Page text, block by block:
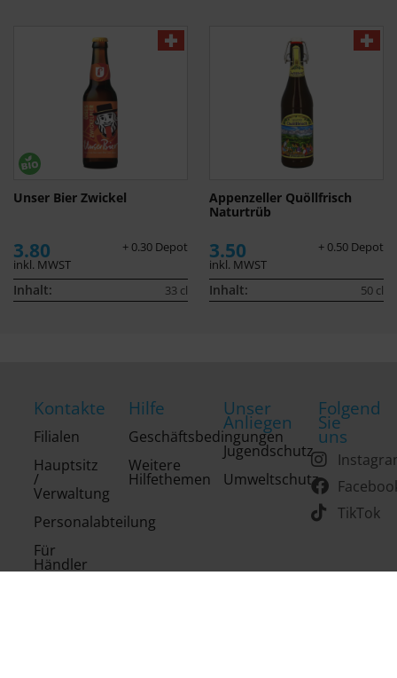
Unser Bier Zwickel
3.80
+ 0.30 Depot
inkl. MWST
Inhalt: 33 cl
Appenzeller Quöllfrisch
Naturtrüb
3.50
+ 0.50 Depot
inkl. MWST
Inhalt: 50 cl
Kontakte
Filialen
Hauptsitz
/
Verwaltung
Personalabteilung
Für
Händler
Hilfe
Geschäftsbedingungen
Weitere
Hilfethemen
Unser
Anliegen
Jugendschutz
Umweltschutz
Folgend
Sie
uns
TikTok